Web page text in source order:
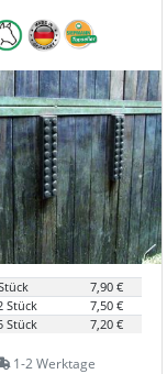
7,90 €
Stück
7,50 €
Stück
7,20 €
1-2 Werktage